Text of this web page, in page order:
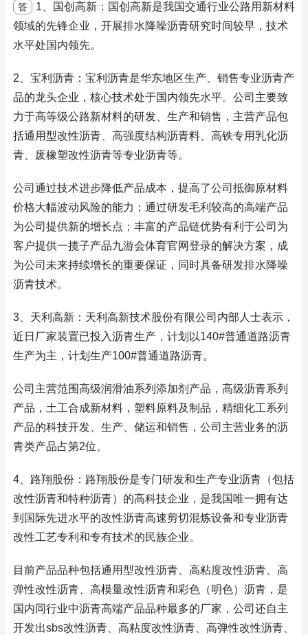
答
1、国创高新：国创高新是我国交通行业公路用新材料
领域的先锋企业，开展排水降噪沥青研究时间较早，技术
水平处国内领先。
2、宝利沥青：宝利沥青是华东地区生产、销售专业沥青产
品的龙头企业，核心技术处于国内领先水平。公司主要致
力于高等级公路新材料的研发、生产和销售，主营产品包
括通用型改性沥青、高强度结构沥青料、高铁专用乳化沥
青、废橡塑改性沥青等专业沥青等。
公司通过技术进步降低产品成本，提高了公司抵御原材料
价格大幅波动风险的能力；通过研发毛利较高的高端产品
为公司提供新的增长点；丰富的产品链优势有利于公司为
客户提供一揽子产品九游会体育官网登录的解决方案，成
为公司未来持续增长的重要保证，同时具备研发排水降噪
沥青技术。
3、天利高新：天利高新技术股份有限公司内部人士表示，
近日厂家装置已投入沥青生产，计划以140#普通道路沥青
生产为主，计划生产100#普通道路沥青。
公司主营范围高级润滑油系列添加剂产品，高级沥青系列
产品，土工合成新材料，塑料原料及制品，精细化工系列
产品的科技开发、生产、储运和销售，公司主营业务的沥
青类产品占第2位。
4、路翔股份：路翔股份是专门研发和生产专业沥青（包括
改性沥青和特种沥青）的高科技企业，是我国唯一拥有达
到国际先进水平的改性沥青高速剪切混炼设备和专业沥青
改性工艺专利和专有技术的民族企业。
目前产品品种包括通用型改性沥青、高粘度改性沥青、高
弹性改性沥青、高模量改性沥青和彩色（明色）沥青，是
国内同行业中沥青高端产品品种最多的厂家，公司还自主
开发出sbs改性沥青、高粘度改性沥青、高弹性改性沥青、